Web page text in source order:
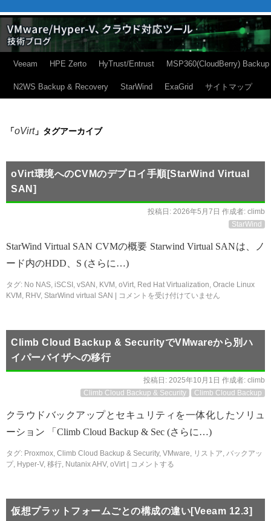
Veeam HPE Zerto HyTrust/Entrust MSP360(CloudBerry) Backup
N2WS Backup & Recovery StarWind ExaGrid サイトマップ
「oVirt」タグアーカイブ
oVirt環境へのCVMのデプロイ手順[StarWind Virtual
SAN]
投稿日: 2026年5月7日 作成者: climb
StarWind
StarWind Virtual SAN CVMの概要 Starwind Virtual SANは、ノ
ード内のHDD、S (さらに…)
タグ: No NAS, iSCSI , vSAN , KVM , oVirt, Red Hat Virtualization, Oracle Linux
KVM , RHV, StarWind virtual SAN コメントを受け付けていません
Climb Cloud Backup & SecurityでVMwareから別ハ
イパーバイザへの移行
投稿日: 2025年10月1日 作成者: climb
Climb Cloud Backup & Security
Climb Cloud Backup
クラウドバックアップとセキュリティを一体化したソリュ
ーション 「Climb Cloud Backup & Sec (さらに…)
タグ: Proxmox, Climb Cloud Backup & Security, VMware, リストア, バックアッ
プ, Hyper-V, 移行, Nutanix AHV, oVirt コメントする
仮想プラットフォームごとの構成の違い[Veeam 12.3]